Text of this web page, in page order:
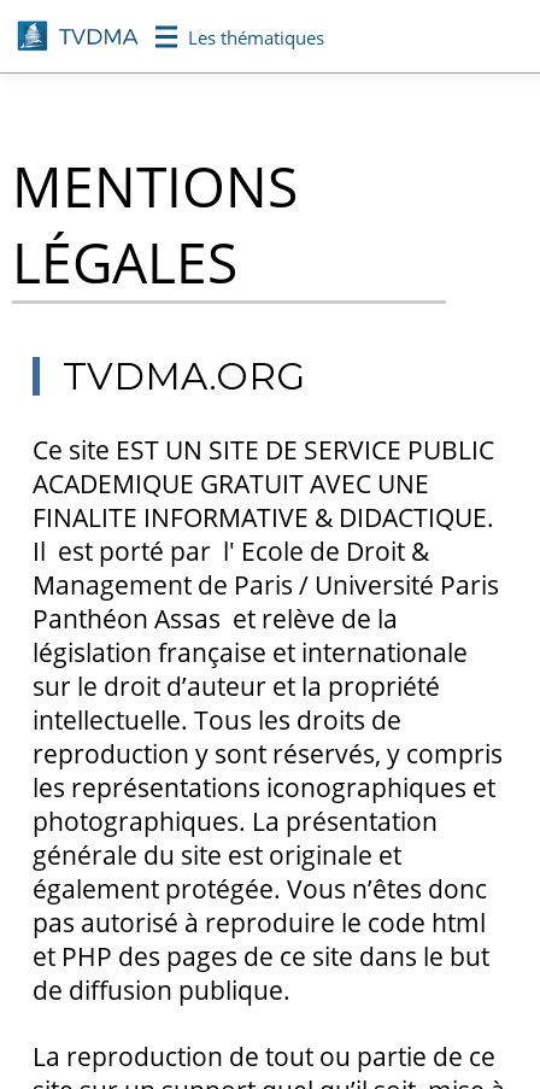
Aller
au
contenu
Les thématiques
MENTIONS
LÉGALES
TVDMA.ORG
Ce site EST UN SITE DE SERVICE PUBLIC
ACADEMIQUE GRATUIT AVEC UNE
FINALITE INFORMATIVE & DIDACTIQUE.
Il est porté par l' Ecole de Droit &
Management de Paris / Université Paris
Panthéon Assas et relève de la
législation française et internationale
sur le droit d’auteur et la propriété
intellectuelle. Tous les droits de
reproduction y sont réservés, y compris
les représentations iconographiques et
photographiques. La présentation
générale du site est originale et
également protégée. Vous n’êtes donc
pas autorisé à reproduire le code html
et PHP des pages de ce site dans le but
de diffusion publique.
La reproduction de tout ou partie de ce